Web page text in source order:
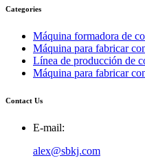
Categories
Máquina formadora de
Máquina para fabricar
Línea de producción de
Máquina para fabricar
Contact Us
E-mail:
alex@sbkj.com